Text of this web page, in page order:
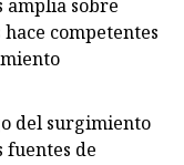
amplia sobre
competentes
del surgimiento
fuentes de